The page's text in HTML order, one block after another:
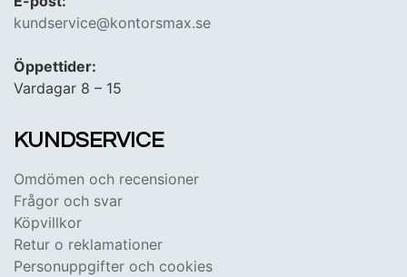
kundservice@kontorsmax.se
Öppettider:
Vardagar 8 – 15
KUNDSERVICE
Omdömen och recensioner
Frågor och svar
Köpvillkor
Retur o reklamationer
Personuppgifter och cookies